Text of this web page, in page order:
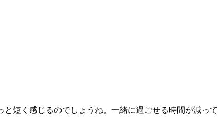
短く感じるのでしょうね。一緒に過ごせる時間が減って